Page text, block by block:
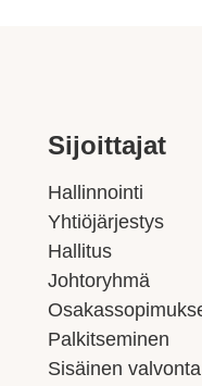
Sijoittajat
Hallinnointi
Yhtiöjärjestys
Hallitus
Johtoryhmä
Palkitseminen
Sisäinen